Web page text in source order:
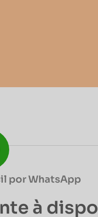
por WhatsApp
à